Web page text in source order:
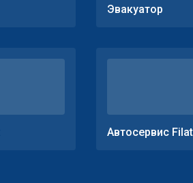
Эвакуатор
Автосервис